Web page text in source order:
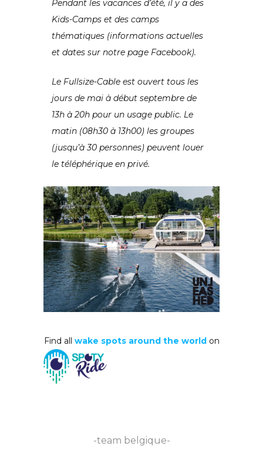
Pendant les vacances d’été, il y a des
Kids-Camps et des camps
thématiques (informations actuelles
et dates sur notre page Facebook).
Le Fullsize-Cable est ouvert tous les
jours de mai à début septembre de
13h à 20h pour un usage public. Le
matin (08h30 à 13h00) les groupes
(jusqu’à 30 personnes) peuvent louer
le téléphérique en privé.
Find all wake spots around the world on
-team belgique-